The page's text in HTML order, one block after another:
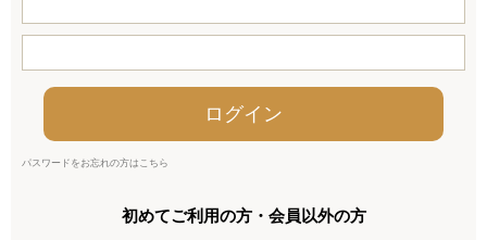
パスワードをお忘れの方はこちら
初めてご利用の方・会員以外の方